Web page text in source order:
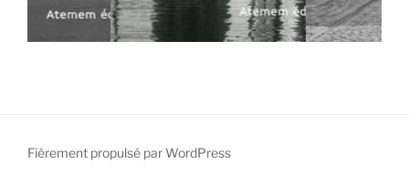
Fièrement propulsé par WordPress